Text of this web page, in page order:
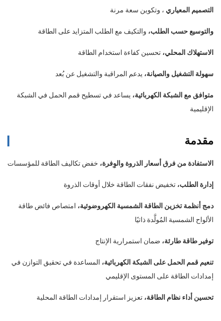
التصميم المعياري ، وتكوين سعة مرنة
والتوسيع حسب الطلب، والتكيف مع الطلب المتزايد على الطاقة
الاستهلاك المحلي، تحسين كفاءة استخدام الطاقة
سهولة التشغيل والصيانة، يدعم المراقبة والتشغيل عن بُعد
متوافق مع الشبكة الكهربائية، يساعد في تسطيح قمم الحمل في الشبكة
الإقليمية
مقدمة
الاستفادة من فرق أسعار الذروة والوِفرة، خفض تكاليف الطاقة للمؤسسات
إدارة الطلب، تخفيض نفقات الطاقة خلال أوقات الذروة
دمج أنظمة تخزين الطاقة الشمسية الكهروضوئية، امتصاص فائض طاقة
الألواح الشمسية المُولَّدة ذاتيًا
توفير طاقة طارئة، ضمان استمرارية الإنتاج
تنعيم قمم الحمل على الشبكة الكهربائية، المساعدة في تحقيق التوازن في
إمدادات الطاقة على المستوى الإقليمي
تحسين أداء نظام الطاقة، تعزيز استقرار إمدادات الطاقة المحلية